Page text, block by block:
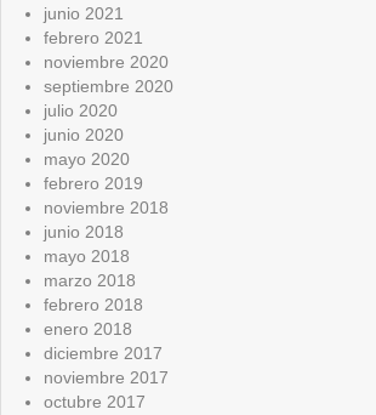
junio 2021
febrero 2021
noviembre 2020
septiembre 2020
julio 2020
junio 2020
mayo 2020
febrero 2019
noviembre 2018
junio 2018
mayo 2018
marzo 2018
febrero 2018
enero 2018
diciembre 2017
noviembre 2017
octubre 2017